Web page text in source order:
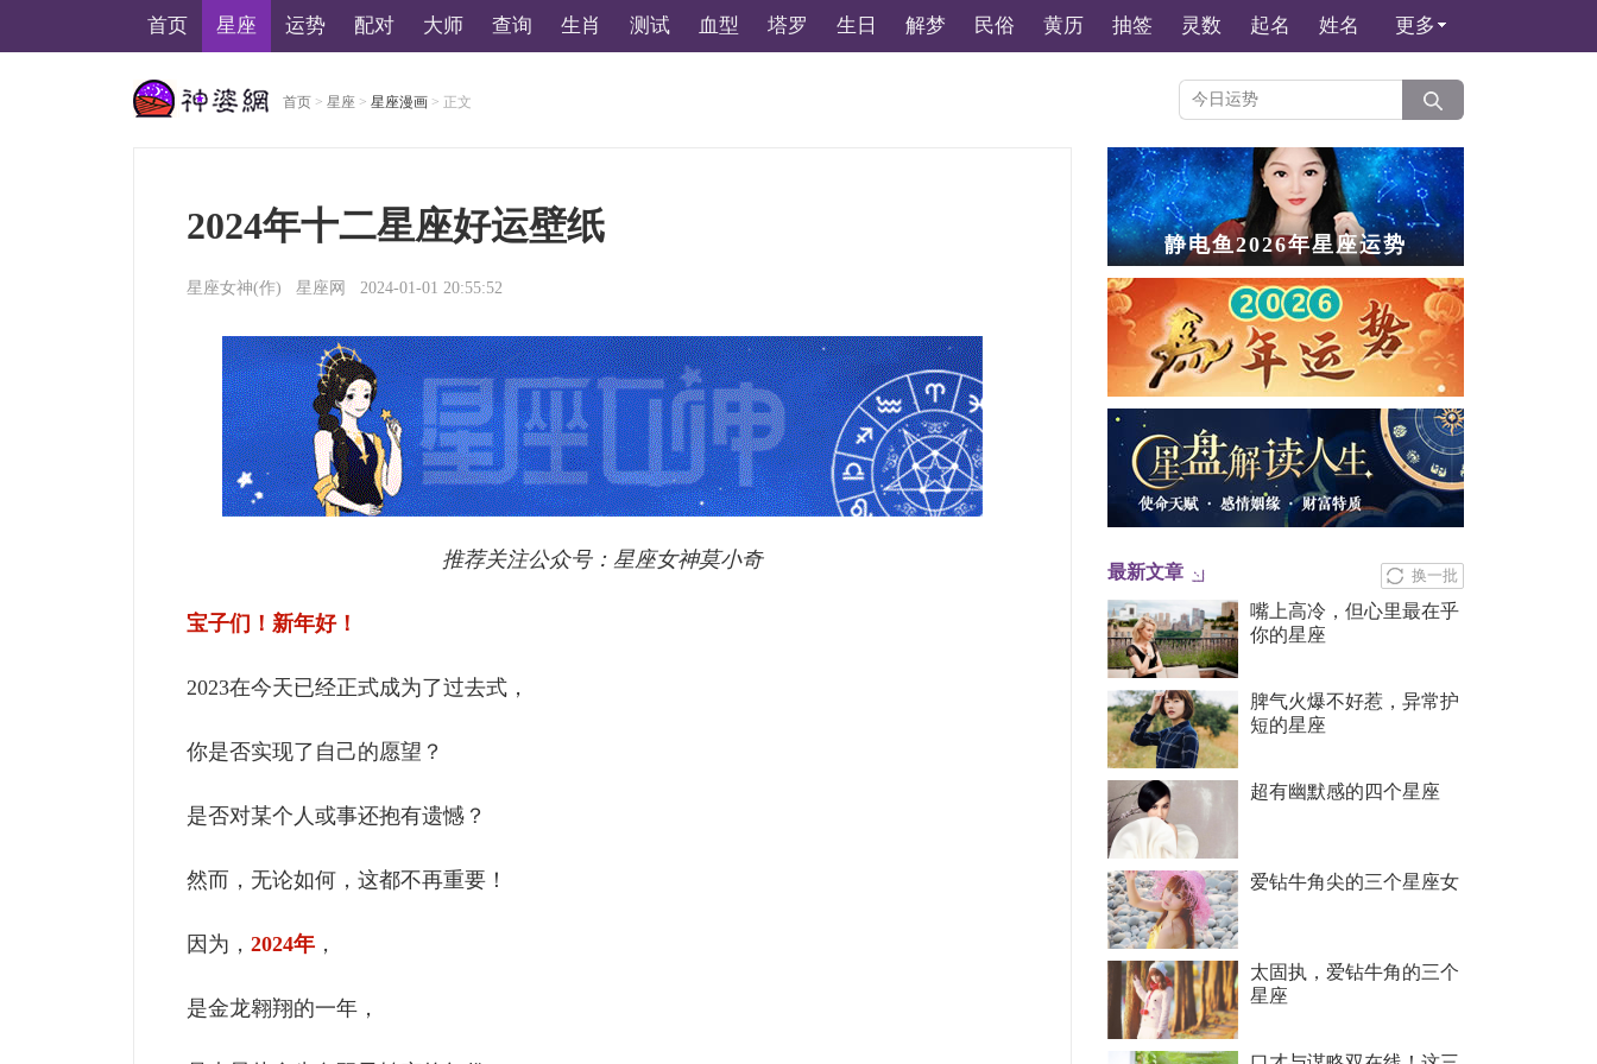
首页 星座 运势 配对 大师 查询 生肖 测试 血型 塔罗 生日 解梦 民俗 黄历 抽签 灵数 起名 姓名 更多
首页 > 星座 > 星座漫画 > 正文
2024年十二星座好运壁纸
星座女神(作) 星座网 2024-01-01 20:55:52
推荐关注公众号：星座女神莫小奇
宝子们！新年好！
2023在今天已经正式成为了过去式，
你是否实现了自己的愿望？
是否对某个人或事还抱有遗憾？
然而，无论如何，这都不再重要！
因为， 2024年 ，
是金龙翱翔的一年，
静电鱼2026年星座运势
换一批
最新文章
嘴上高冷，但心里最在乎
你的星座
脾气火爆不好惹，异常护
短的星座
超有幽默感的四个星座
爱钻牛角尖的三个星座女
太固执，爱钻牛角的三个
星座